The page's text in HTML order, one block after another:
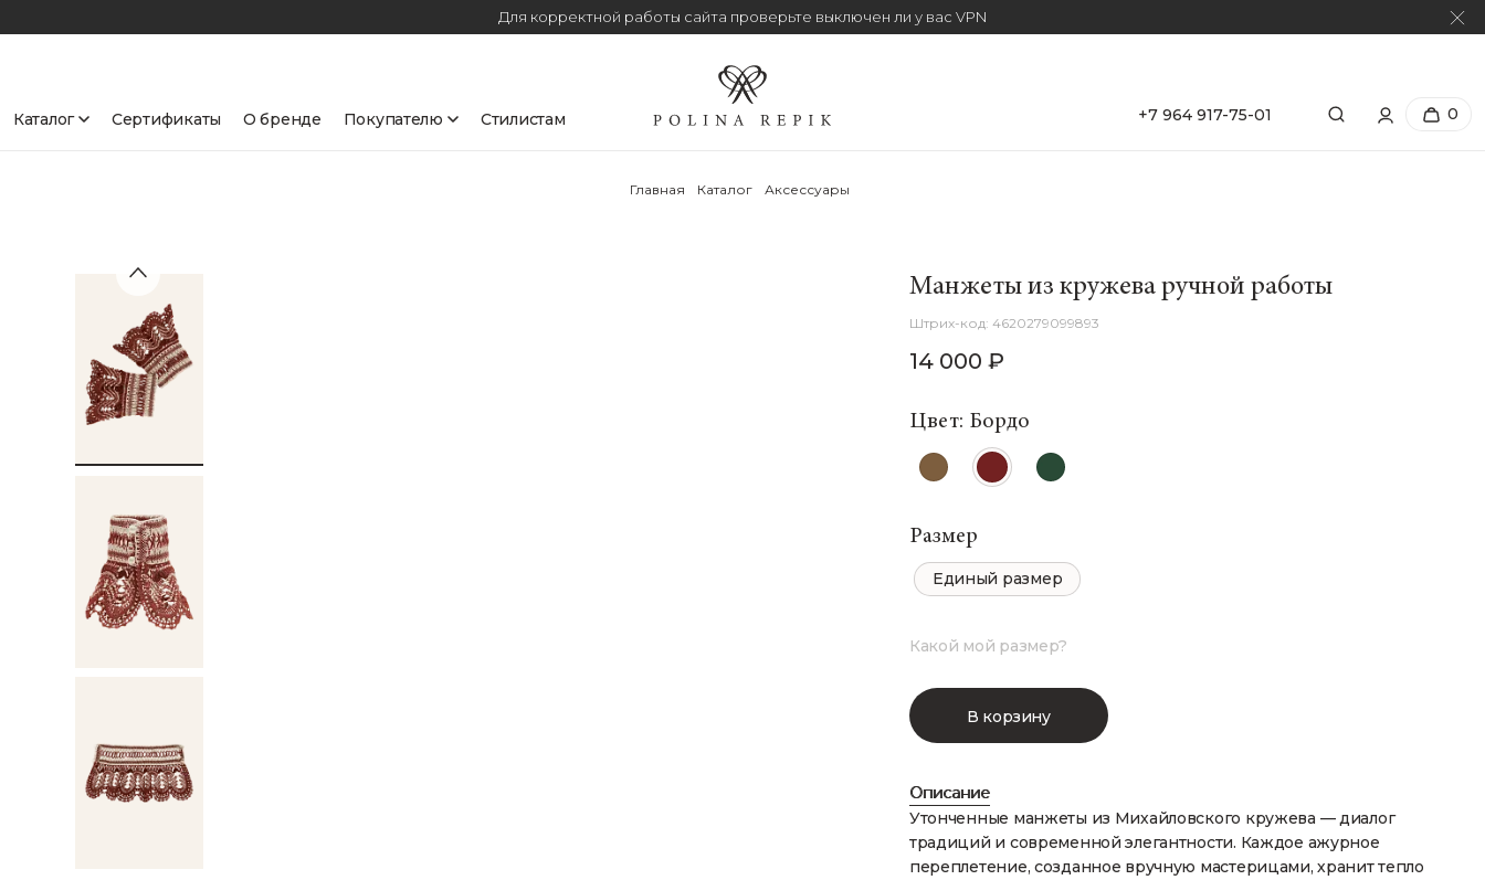
Для корректной работы сайта проверьте выключен ли у вас VPN
Каталог Сертификаты О бренде Покупателю Стилистам +7 964 917-75-01 0
Главная Каталог Аксессуары
Манжеты из кружева ручной работы
4620279099893
14 000 ₽
Цвет: Бордо
Размер
Единый размер
Какой мой размер?
В корзину
Описание
Утонченные манжеты из Михайловского кружева — диалог
традиций и современной элегантности. Каждое ажурное
переплетение, созданное вручную мастерицами, хранит тепло